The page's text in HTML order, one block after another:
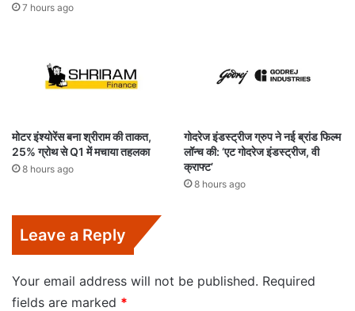
7 hours ago
मोटर इंश्योरेंस बना श्रीराम की ताकत,
25% ग्रोथ से Q1 में मचाया तहलका
8 hours ago
गोदरेज इंडस्ट्रीज ग्रुप ने नई ब्रांड फिल्म
लॉन्च की: ‘एट गोदरेज इंडस्ट्रीज, वी
क्राफ्ट’
8 hours ago
Leave a Reply
Your email address will not be published. Required
fields are marked *